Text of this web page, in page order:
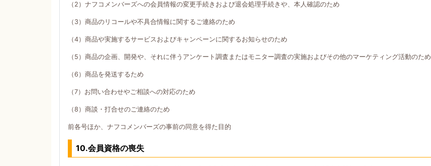
（2）ナフコメンバーズへの会員情報の変更手続きおよび退会処理手続きや、本人確認のため
（3）商品のリコールや不具合情報に関するご連絡のため
（4）商品や実施するサービスおよびキャンペーンに関するお知らせのため
（5）商品の企画、開発や、それに伴うアンケート調査またはモニター調査の実施およびその他のマーケティング活動のため
（6）商品を発送するため
（7）お問い合わせやご相談への対応のため
（8）商談・打合せのご連絡のため
前各号ほか、ナフコメンバーズの事前の同意を得た目的
10.会員資格の喪失